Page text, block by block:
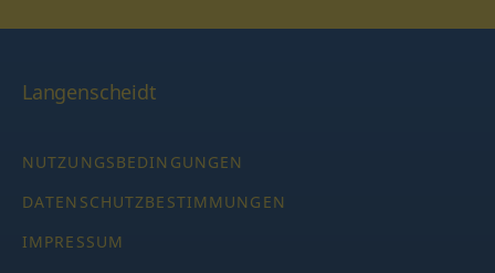
Langenscheidt
NUTZUNGSBEDINGUNGEN
DATENSCHUTZBESTIMMUNGEN
IMPRESSUM